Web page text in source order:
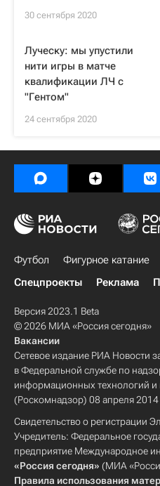
30 сентября 2020
Луческу: мы упустили
нити игры в матче
квалификации ЛЧ с
"Гентом"
24 сентября 2020
Футбол Фигурное катание
Спецпроекты
Реклама
Версия 2023.1 Beta
© 2026 МИА «Россия сегодня»
Вакансии
Сетевое издание РИА Новости
в Федеральной службе по
информационных технологий
(Роскомнадзор) 08 апреля 2014
Свидетельство о регистрации
Учредитель: Федеральное
предприятие Международное
«Россия сегодня» (МИА
Правила использования